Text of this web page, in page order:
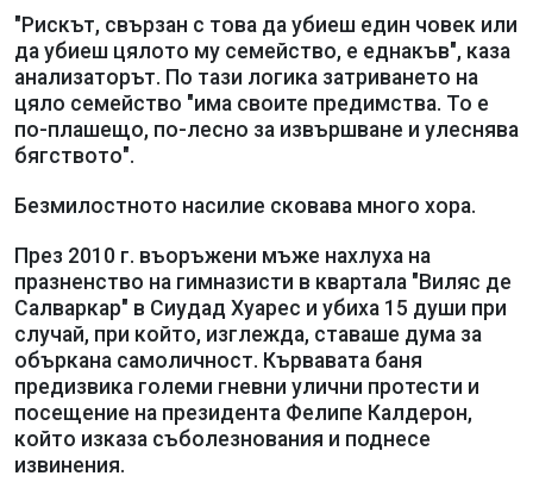
"Рискът, свързан с това да убиеш един човек или
да убиеш цялото му семейство, е еднакъв", каза
анализаторът. По тази логика затриването на
цяло семейство "има своите предимства. То е
по-плашещо, по-лесно за извършване и улеснява
бягството".
Безмилостното насилие сковава много хора.
През 2010 г. въоръжени мъже нахлуха на
празненство на гимназисти в квартала "Виляс де
Салваркар" в Сиудад Хуарес и убиха 15 души при
случай, при който, изглежда, ставаше дума за
объркана самоличност. Кървавата баня
предизвика големи гневни улични протести и
посещение на президента Фелипе Калдерон,
който изказа съболезнования и поднесе
извинения.